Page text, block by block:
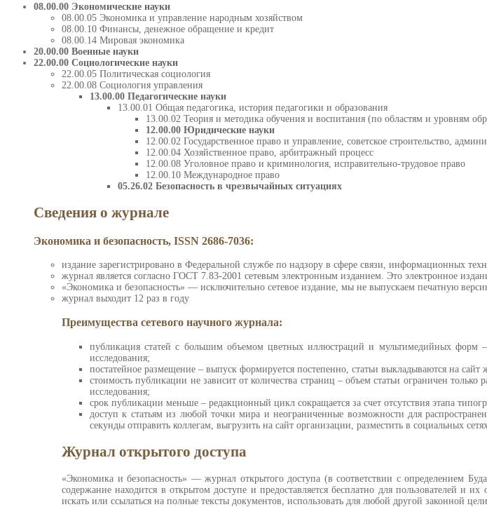
08.00.00 Экономические науки
08.00.05 Экономика и управление народным хозяйством
08.00.10 Финансы, денежное обращение и кредит
08.00.14 Мировая экономика
20.00.00 Военные науки
22.00.00 Социологические науки
22.00.05 Политическая социология
22.00.08 Социология управления
13.00.00 Педагогические науки
13.00.01 Общая педагогика, история педагогики и образования
13.00.02 Теория и методика обучения и воспитания (по областям и уровням
12.00.00 Юридические науки
12.00.02 Государственное право и управление, советское строительство,
12.00.04 Хозяйственное право, арбитражный процесс
12.00.08 Уголовное право и криминология, исправительно-трудовое право
12.00.10 Международное право
05.26.02 Безопасность в чрезвычайных ситуациях
Сведения о журнале
Экономика и безопасность, ISSN 2686-7036:
издание зарегистрировано в Федеральной службе по надзору в сфере связи, информационных
журнал является согласно ГОСТ 7.83-2001 сетевым электронным изданием. Это электронное
«Экономика и безопасность» — исключительно сетевое издание, мы не выпускаем печатную
журнал выходит 12 раз в году
Преимущества сетевого научного журнала:
публикация статей с большим объемом цветных иллюстраций и мультимедийных форм –
исследования;
постатейное размещение – выпуск формируется постепенно, статьи выкладываются на
стоимость публикации не зависит от количества страниц – объем статьи ограничен
исследования;
срок публикации меньше – редакционный цикл сокращается за счет отсутствия этапа
доступ к статьям из любой точки мира и неограниченные возможности для
секунды отправить коллегам, выгрузить на сайт организации, разместить в социальных
Журнал открытого доступа
«Экономика и безопасность» — журнал открытого доступа (в соответствии с определением
содержание находится в открытом доступе и предоставляется бесплатно для пользователей и их
искать или ссылаться на полные тексты документов, использовать для любой другой законной